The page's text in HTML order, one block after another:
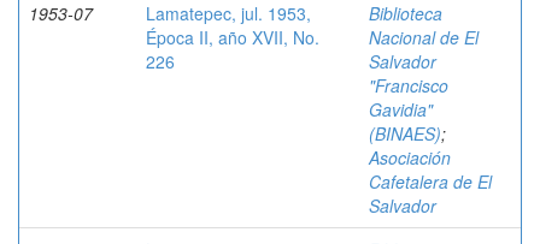
1953-07
Lamatepec, jul. 1953,
Época II, año XVII, No.
226
Biblioteca
Nacional de El
Salvador
"Francisco
Gavidia"
(BINAES);
Asociación
Cafetalera de El
Salvador